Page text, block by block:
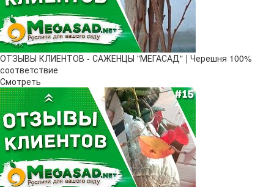
ОТЗЫВЫ КЛИЕНТОВ - САЖЕНЦЫ "МЕГАСАД" | Черешня 100%
соответствие
Смотреть